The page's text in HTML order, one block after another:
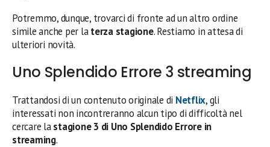
Potremmo, dunque, trovarci di fronte ad un altro ordine
simile anche per laterza stagione. Restiamo in attesa di
ulteriori novità.
Uno Splendido Errore 3 streaming
Trattandosi di un contenuto originale di Netflix, gli
interessati non incontreranno alcun tipo di difficoltà nel
cercare lastagione 3 di Uno Splendido Errore in
streaming.